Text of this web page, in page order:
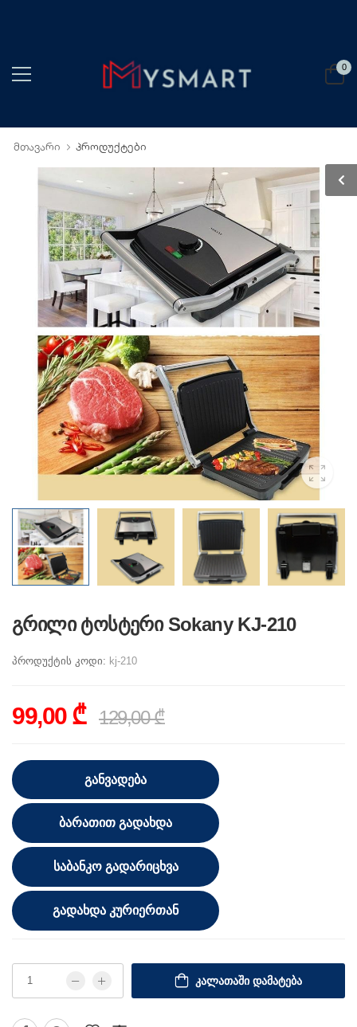
0
მთავარი პროდუქტები
გრილი ტოსტერი Sokany KJ-210
პროდუქტის კოდი: kj-210
99,00 ₾ 129,00 ₾
ᲒᲐᲜᲕᲐᲓᲔᲑᲐ
ᲑᲐᲠᲐᲗᲘᲗ ᲒᲐᲓᲐᲮᲓᲐ
ᲡᲐᲑᲐᲜᲙᲝ ᲒᲐᲓᲐᲠᲘᲪᲮᲕᲐ
ᲒᲐᲓᲐᲮᲓᲐ ᲙᲣᲠᲘᲔᲠᲗᲐᲜ
ᲙᲐᲚᲐᲗᲐᲨᲘ ᲓᲐᲛᲐᲢᲔᲑᲐ